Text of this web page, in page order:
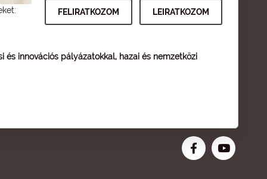
innovációs pályázatokkal, hazai és nemzetközi